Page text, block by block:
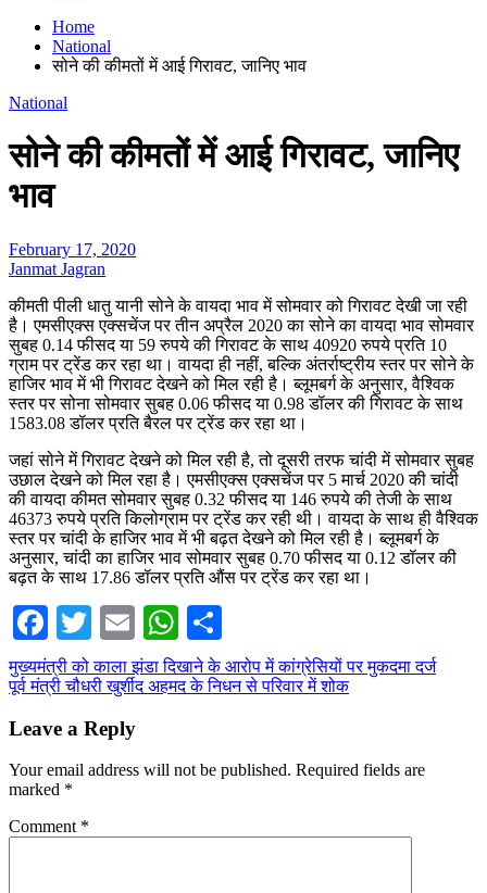
Home
National
सोने की कीमतों में आई गिरावट, जानिए भाव
National
सोने की कीमतों में आई गिरावट, जानिए
भाव
February 17, 2020
Janmat Jagran
कीमती पीली धातु यानी सोने के वायदा भाव में सोमवार को गिरावट देखी जा रही
है। एमसीएक्स एक्सचेंज पर तीन अप्रैल 2020 का सोने का वायदा भाव सोमवार
सुबह 0.14 फीसद या 59 रुपये की गिरावट के साथ 40920 रुपये प्रति 10
ग्राम पर ट्रेंड कर रहा था। वायदा ही नहीं, बल्कि अंतर्राष्ट्रीय स्तर पर सोने के
हाजिर भाव में भी गिरावट देखने को मिल रही है। ब्लूमबर्ग के अनुसार, वैश्विक
स्तर पर सोना सोमवार सुबह 0.06 फीसद या 0.98 डॉलर की गिरावट के साथ
1583.08 डॉलर प्रति बैरल पर ट्रेंड कर रहा था।
जहां सोने में गिरावट देखने को मिल रही है, तो दूसरी तरफ चांदी में सोमवार सुबह
उछाल देखने को मिल रहा है। एमसीएक्स एक्सचेंज पर 5 मार्च 2020 की चांदी
की वायदा कीमत सोमवार सुबह 0.32 फीसद या 146 रुपये की तेजी के साथ
46373 रुपये प्रति किलोग्राम पर ट्रेंड कर रही थी। वायदा के साथ ही वैश्विक
स्तर पर चांदी के हाजिर भाव में भी बढ़त देखने को मिल रही है। ब्लूमबर्ग के
अनुसार, चांदी का हाजिर भाव सोमवार सुबह 0.70 फीसद या 0.12 डॉलर की
बढ़त के साथ 17.86 डॉलर प्रति औंस पर ट्रेंड कर रहा था।
Facebook
TwitterEmailWhatsApp
Post
navigation
मुख्यमंत्री को काला झंडा दिखाने के आरोप में कांग्रेसियों पर मुकदमा दर्ज
पूर्व मंत्री चौधरी खुर्शीद अहमद के निधन से परिवार में शोक
Leave a Reply
Your email address will not be published. Required fields are
marked *
Comment *